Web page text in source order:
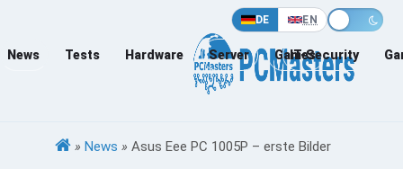
DE EN
News Tests Hardware Server Games
IT-Security
» News » Asus Eee PC 1005P – erste Bilder